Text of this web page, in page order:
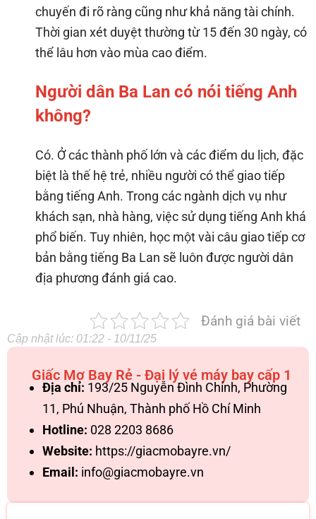
chuyến đi rõ ràng cũng như khả năng tài chính.
Thời gian xét duyệt thường từ 15 đến 30 ngày, có
thể lâu hơn vào mùa cao điểm.
Người dân Ba Lan có nói tiếng Anh
không?
Có. Ở các thành phố lớn và các điểm du lịch, đặc
biệt là thế hệ trẻ, nhiều người có thể giao tiếp
bằng tiếng Anh. Trong các ngành dịch vụ như
khách sạn, nhà hàng, việc sử dụng tiếng Anh khá
phổ biến. Tuy nhiên, học một vài câu giao tiếp cơ
bản bằng tiếng Ba Lan sẽ luôn được người dân
địa phương đánh giá cao.
Đánh giá bài viết
Cập nhật lúc: 01:22 - 10/11/25
Giấc Mơ Bay Rẻ - Đại lý vé máy bay cấp 1
Địa chỉ: 193/25 Nguyễn Đình Chính, Phường
11, Phú Nhuận, Thành phố Hồ Chí Minh
Hotline: 028 2203 8686
Website: https://giacmobayre.vn/
Email: info@giacmobayre.vn